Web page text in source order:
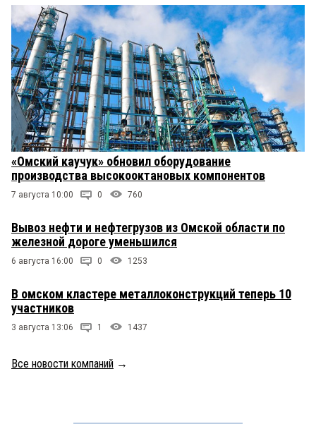
«Омский каучук» обновил оборудование
производства высокооктановых компонентов
7 августа 10:00 0 760
Вывоз нефти и нефтегрузов из Омской области по
железной дороге уменьшился
6 августа 16:00 0 1253
В омском кластере металлоконструкций теперь 10
участников
3 августа 13:06 1 1437
Все новости компаний →